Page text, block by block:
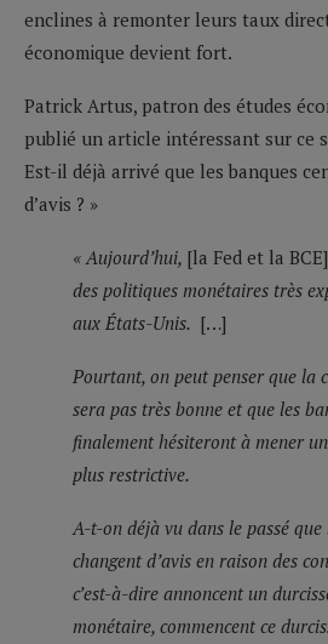
enclines à remonter leurs taux
économique devient fort.
Patrick Artus, patron des études
publié un article intéressant sur ce
Est-il déjà arrivé que les banques
d’avis ? »
« Aujourd’hui, [la Fed et la BCE]
des politiques monétaires très
aux États-Unis. […]
Pourtant, on peut penser que la
sera pas très bonne et que les
finalement hésiteront à mener
plus restrictive.
A-t-on déjà vu dans le passé
changent d’avis en raison des
c’est-à-dire annoncent un
monétaire, commencent ce